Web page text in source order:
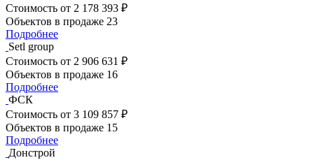
Стоимость от 2 178 393 ₽
Объектов в продаже 23
Подробнее
Setl group
Стоимость от 2 906 631 ₽
Объектов в продаже 16
Подробнее
ФСК
Стоимость от 3 109 857 ₽
Объектов в продаже 15
Подробнее
Донстрой